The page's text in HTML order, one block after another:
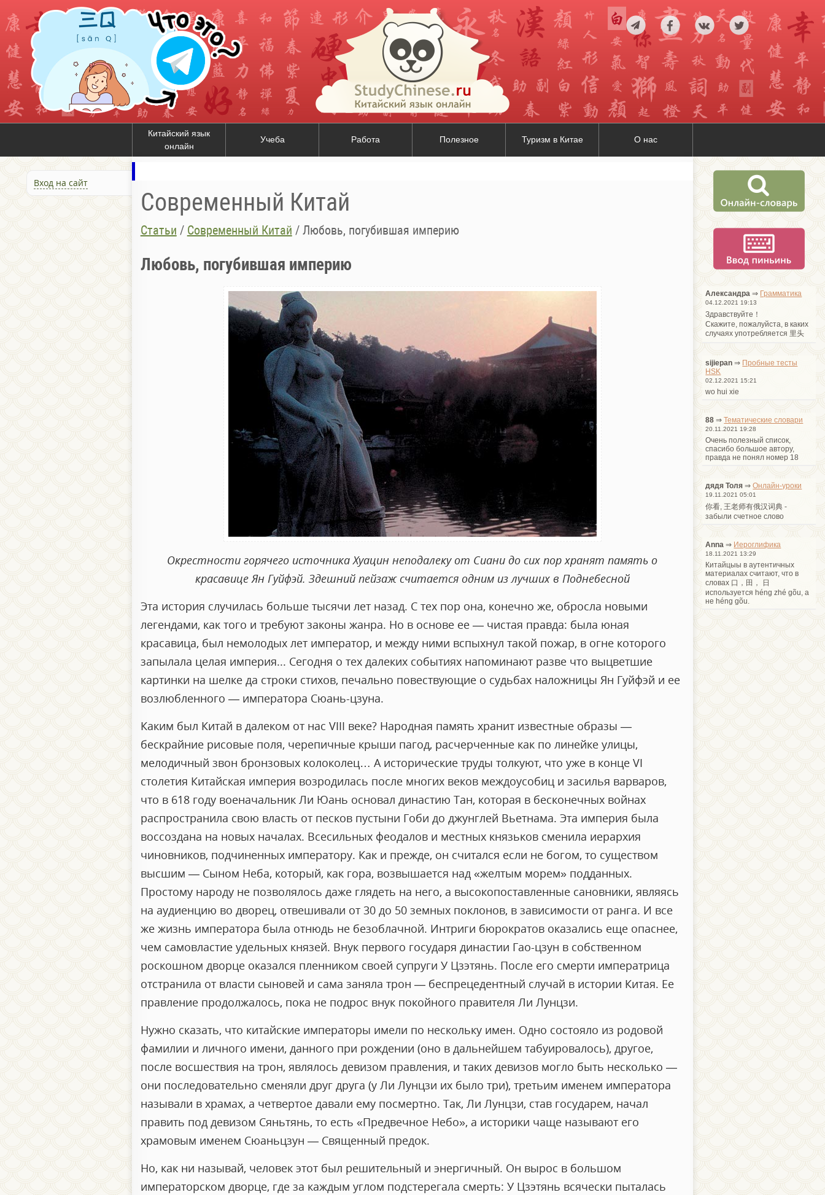
Китайский язык
онлайн
Учеба Работа Полезное Туризм в Китае О нас
Вход на сайт
Современный Китай
Статьи / Современный Китай / Любовь, погубившая империю
Любовь, погубившая империю
Окрестности горячего источника Хуацин неподалеку от Сиани до сих пор хранят память о
красавице Ян Гуйфэй. Здешний пейзаж считается одним из лучших в Поднебесной
Эта история случилась больше тысячи лет назад. С тех пор она, конечно же, обросла новыми
легендами, как того и требуют законы жанра. Но в основе ее — чистая правда: была юная
красавица, был немолодых лет император, и между ними вспыхнул такой пожар, в огне которого
запылала целая империя... Сегодня о тех далеких событиях напоминают разве что выцветшие
картинки на шелке да строки стихов, печально повествующие о судьбах наложницы Ян Гуйфэй и ее
возлюбленного — императора Сюань-цзуна.
Каким был Китай в далеком от нас VIII веке? Народная память хранит известные образы —
бескрайние рисовые поля, черепичные крыши пагод, расчерченные как по линейке улицы,
мелодичный звон бронзовых колоколец… А исторические труды толкуют, что уже в конце VI
столетия Китайская империя возродилась после многих веков междоусобиц и засилья варваров,
что в 618 году военачальник Ли Юань основал династию Тан, которая в бесконечных войнах
распространила свою власть от песков пустыни Гоби до джунглей Вьетнама. Эта империя была
воссоздана на новых началах. Всесильных феодалов и местных князьков сменила иерархия
чиновников, подчиненных императору. Как и прежде, он считался если не богом, то существом
высшим — Сыном Неба, который, как гора, возвышается над «желтым морем» подданных.
Простому народу не позволялось даже глядеть на него, а высокопоставленные сановники, являясь
на аудиенцию во дворец, отвешивали от 30 до 50 земных поклонов, в зависимости от ранга. И все
же жизнь императора была отнюдь не безоблачной. Интриги бюрократов оказались еще опаснее,
чем самовластие удельных князей. Внук первого государя династии Гао-цзун в собственном
роскошном дворце оказался пленником своей супруги У Цзэтянь. После его смерти императрица
отстранила от власти сыновей и сама заняла трон — беспрецедентный случай в истории Китая. Ее
правление продолжалось, пока не подрос внук покойного правителя Ли Лунцзи.
Нужно сказать, что китайские императоры имели по нескольку имен. Одно состояло из родовой
фамилии и личного имени, данного при рождении (оно в дальнейшем табуировалось), другое,
после восшествия на трон, являлось девизом правления, и таких девизов могло быть несколько —
они последовательно сменяли друг друга (у Ли Лунцзи их было три), третьим именем императора
называли в храмах, а четвертое давали ему посмертно. Так, Ли Лунцзи, став государем, начал
править под девизом Сяньтянь, то есть «Предвечное Небо», а историки чаще называют его
храмовым именем Сюаньцзун — Священный предок.
Но, как ни называй, человек этот был решительный и энергичный. Он вырос в большом
императорском дворце, где за каждым углом подстерегала смерть: У Цзэтянь всячески пыталась
Александра ⇒ Грамматика
04.12.2021 19:13
Здравствуйте！
Cкажите, пожалуйста, в каких
случаях употребляется 里头
sijiepan ⇒ Пробные тесты
HSK
02.12.2021 15:21
wo hui xie
88 ⇒Тематические словари
20.11.2021 19:28
Очень полезный список,
спасибо большое автору,
правда не понял номер 18
дядя Толя ⇒Онлайн-уроки
19.11.2021 05:01
你看, 王老师有俄汉词典 -
забыли счетное слово
Anna ⇒ Иероглифика
18.11.2021 13:29
Китайцыы в аутентичных
материалах считают, что в
словах 口，田， 日
используется héng zhé gõu, а
не héng gõu.